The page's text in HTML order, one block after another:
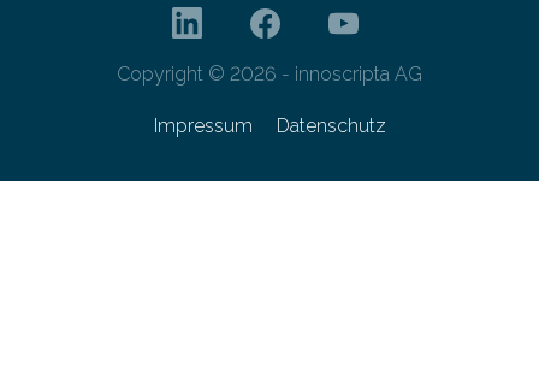
Copyright © 2026 - innoscripta AG
Impressum Datenschutz